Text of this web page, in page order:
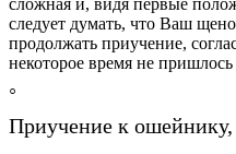
сложная и, видя первые
следует думать, что Ваш
продолжать приучение,
некоторое время не пришлось
Приучение к